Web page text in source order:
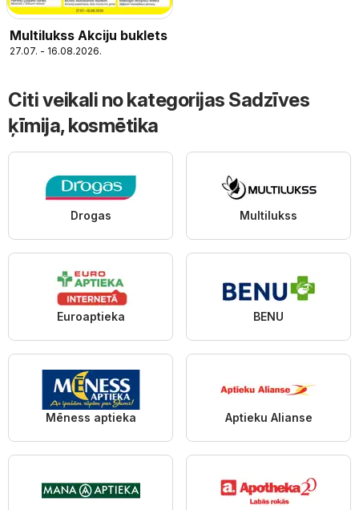
Multilukss Akciju buklets
27.07. - 16.08.2026.
Citi veikali no kategorijas Sadzīves
ķīmija, kosmētika
Drogas Multilukss
Euroaptieka BENU
Mēness aptieka Aptieku Alianse